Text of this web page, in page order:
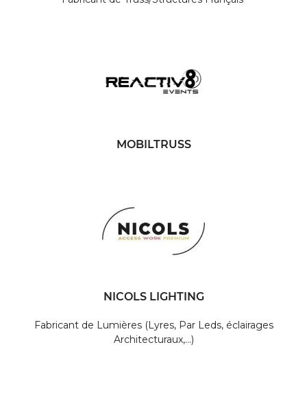
MOBILTRUSS
NICOLS LIGHTING
Fabricant de Lumières (Lyres, Par Leds, éclairages
Architecturaux,...)